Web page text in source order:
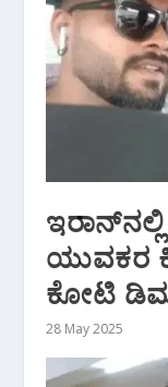
ಯುವಕರ
ಕೋಟಿ
28 May 2025